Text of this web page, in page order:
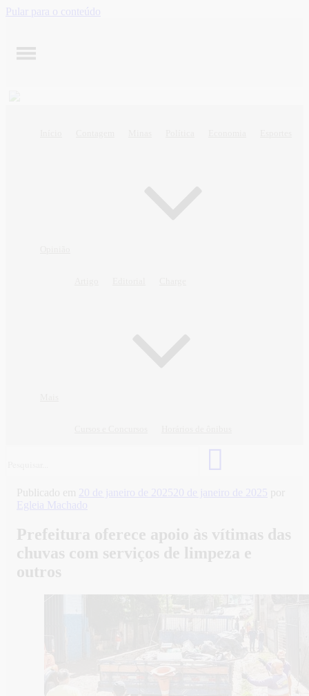
Pular para o conteúdo
Publicado em 20 de janeiro de 2025 20 de janeiro de 2025 por
Egleia Machado
Prefeitura oferece apoio às vítimas das
chuvas com serviços de limpeza e
outros